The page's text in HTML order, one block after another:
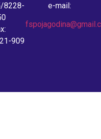
8228-
909
e-mail: